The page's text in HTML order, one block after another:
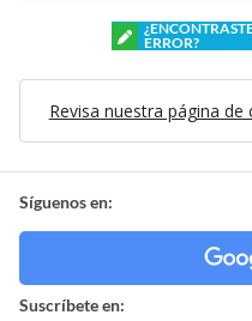
ERROR?
Revisa nuestra página de
Síguenos en:
Suscríbete en: